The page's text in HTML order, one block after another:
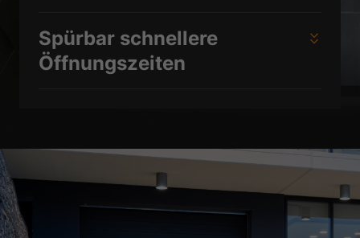
Spürbar schnellere
Öffnungszeiten